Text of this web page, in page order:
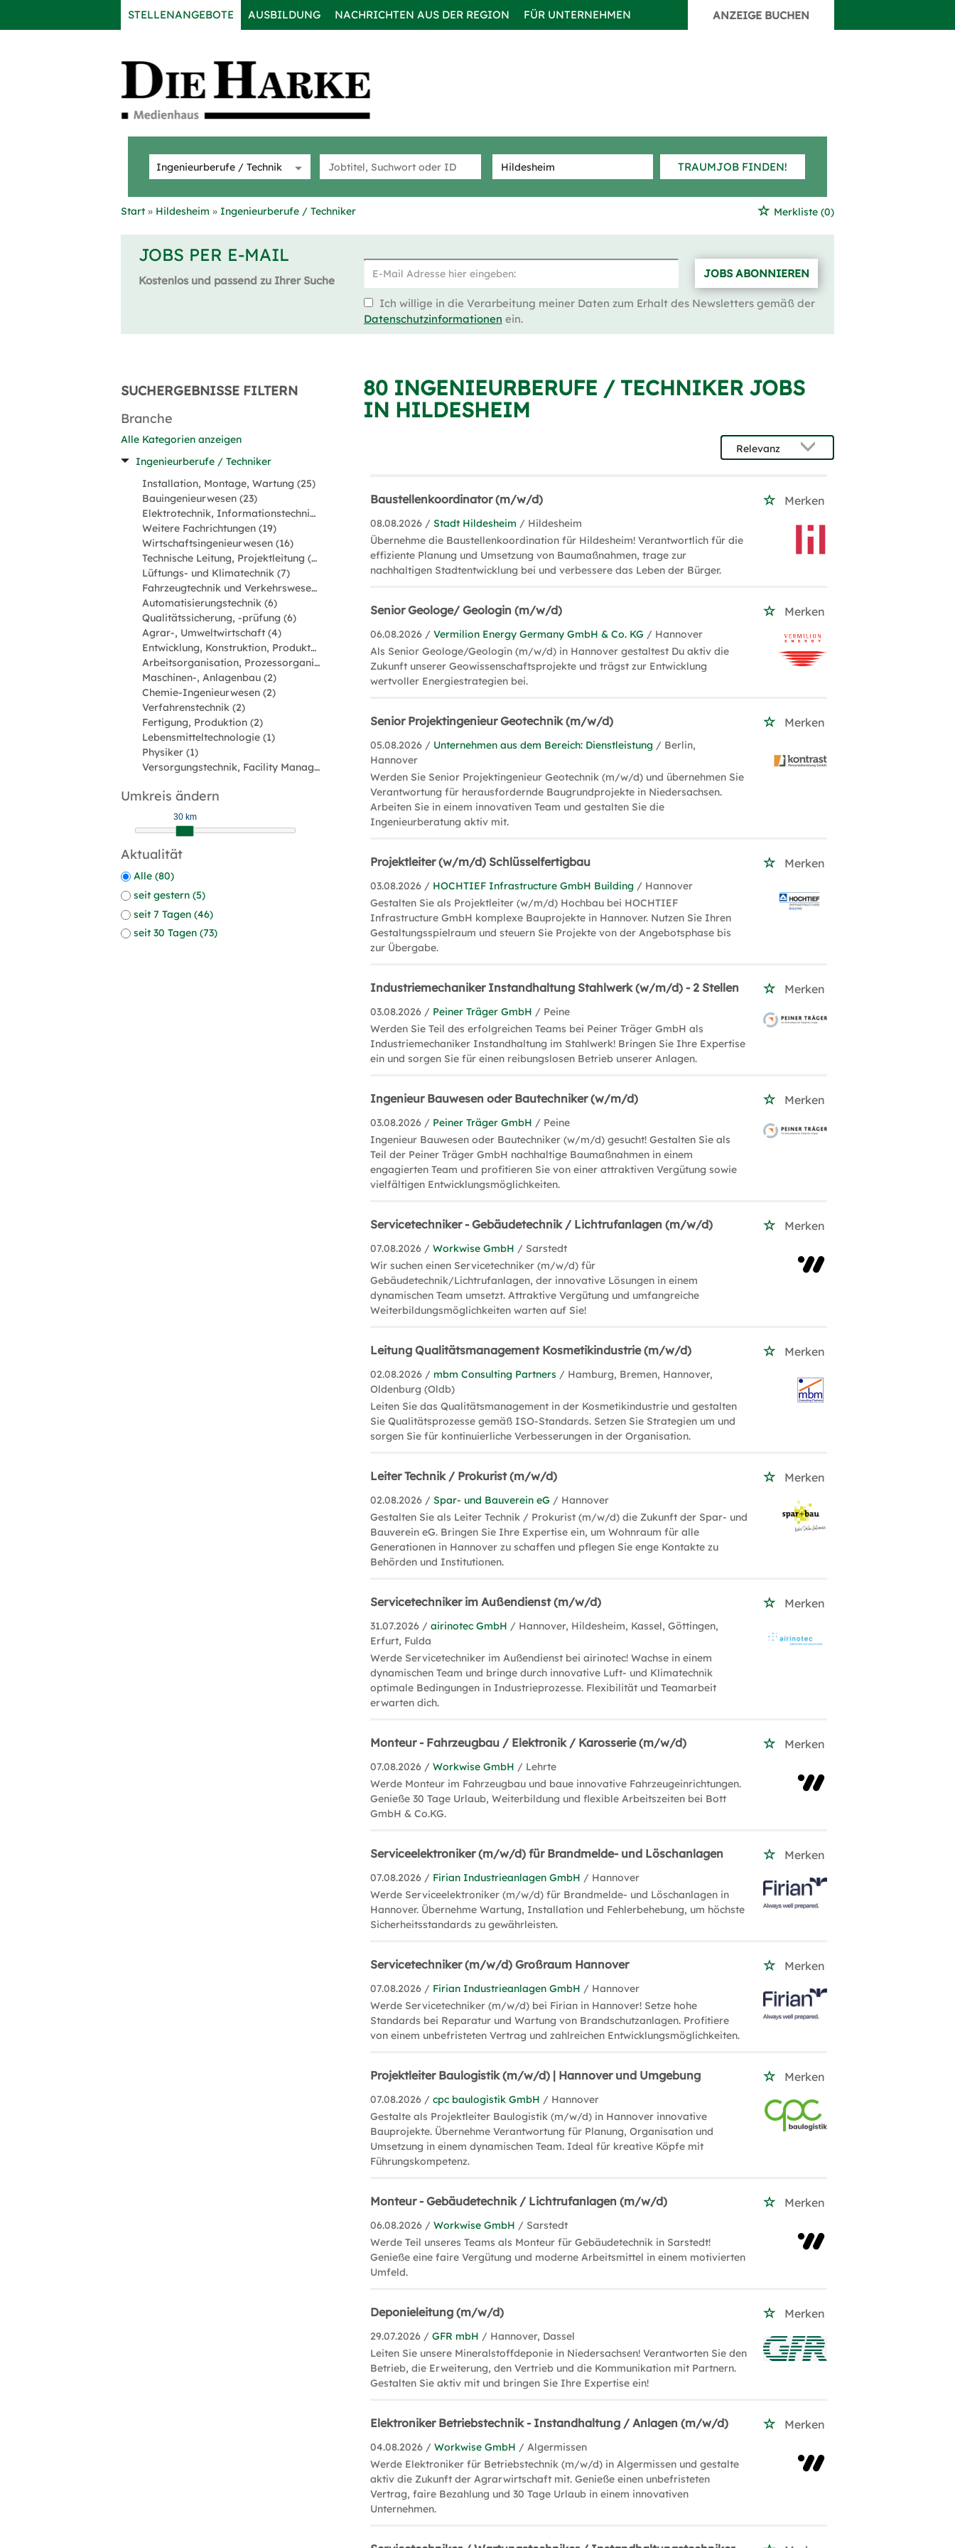
STELLENANGEBOTE AUSBILDUNG NACHRICHTEN AUS DER REGION FÜR UNTERNEHMEN ANZEIGE BUCHEN
TRAUMJOB FINDEN!
Start Hildesheim Ingenieurberufe / Techniker Merkliste (0)
JOBS PER E-MAIL
Kostenlos und passend zu Ihrer Suche
JOBS ABONNIEREN
Ich willige in die Verarbeitung meiner Daten zum Erhalt des Newsletters gemäß der
Datenschutzinformationen ein.
SUCHERGEBNISSE FILTERN
Branche
Alle Kategorien anzeigen
Ingenieurberufe / Techniker
Installation, Montage, Wartung (25)
Bauingenieurwesen (23)
Elektrotechnik, Informationstechnik, Mechatronik (21)
Weitere Fachrichtungen (19)
Wirtschaftsingenieurwesen (16)
Technische Leitung, Projektleitung (12)
Lüftungs- und Klimatechnik (7)
Fahrzeugtechnik und Verkehrswesen (7)
Automatisierungstechnik (6)
Qualitätssicherung, -prüfung (6)
Agrar-, Umweltwirtschaft (4)
Entwicklung, Konstruktion, Produktmanagement (4)
Arbeitsorganisation, Prozessorganisation (4)
Maschinen-, Anlagenbau (2)
Chemie-Ingenieurwesen (2)
Verfahrenstechnik (2)
Fertigung, Produktion (2)
Lebensmitteltechnologie (1)
Physiker (1)
Versorgungstechnik, Facility Management (1)
Umkreis ändern
30 km
Aktualität
Alle (80)
seit gestern (5)
seit 7 Tagen (46)
seit 30 Tagen (73)
80 INGENIEURBERUFE / TECHNIKER JOBS
IN HILDESHEIM
Baustellenkoordinator (m/w/d) Merken
08.08.2026 /Stadt Hildesheim / Hildesheim
Übernehme die Baustellenkoordination für Hildesheim! Verantwortlich für die
effiziente Planung und Umsetzung von Baumaßnahmen, trage zur
nachhaltigen Stadtentwicklung bei und verbessere das Leben der Bürger.
Senior Geologe/ Geologin (m/w/d) Merken
06.08.2026 /Vermilion Energy Germany GmbH & Co. KG / Hannover
Als Senior Geologe/Geologin (m/w/d) in Hannover gestaltest Du aktiv die
Zukunft unserer Geowissenschaftsprojekte und trägst zur Entwicklung
wertvoller Energiestrategien bei.
Senior Projektingenieur Geotechnik (m/w/d) Merken
05.08.2026 / Unternehmen aus dem Bereich: Dienstleistung / Berlin,
Hannover
Werden Sie Senior Projektingenieur Geotechnik (m/w/d) und übernehmen Sie
Verantwortung für herausfordernde Baugrundprojekte in Niedersachsen.
Arbeiten Sie in einem innovativen Team und gestalten Sie die
Ingenieurberatung aktiv mit.
Projektleiter (w/m/d) Schlüsselfertigbau Merken
03.08.2026 / HOCHTIEF Infrastructure GmbH Building / Hannover
Gestalten Sie als Projektleiter (w/m/d) Hochbau bei HOCHTIEF
Infrastructure GmbH komplexe Bauprojekte in Hannover. Nutzen Sie Ihren
Gestaltungsspielraum und steuern Sie Projekte von der Angebotsphase bis
zur Übergabe.
Industriemechaniker Instandhaltung Stahlwerk (w/m/d) - 2 Stellen Merken
03.08.2026 / Peiner Träger GmbH / Peine
Werden Sie Teil des erfolgreichen Teams bei Peiner Träger GmbH als
Industriemechaniker Instandhaltung im Stahlwerk! Bringen Sie Ihre Expertise
ein und sorgen Sie für einen reibungslosen Betrieb unserer Anlagen.
Ingenieur Bauwesen oder Bautechniker (w/m/d) Merken
03.08.2026 / Peiner Träger GmbH / Peine
Ingenieur Bauwesen oder Bautechniker (w/m/d) gesucht! Gestalten Sie als
Teil der Peiner Träger GmbH nachhaltige Baumaßnahmen in einem
engagierten Team und profitieren Sie von einer attraktiven Vergütung sowie
vielfältigen Entwicklungsmöglichkeiten.
Servicetechniker - Gebäudetechnik / Lichtrufanlagen (m/w/d) Merken
07.08.2026 /Workwise GmbH / Sarstedt
Wir suchen einen Servicetechniker (m/w/d) für
Gebäudetechnik/Lichtrufanlagen, der innovative Lösungen in einem
dynamischen Team umsetzt. Attraktive Vergütung und umfangreiche
Weiterbildungsmöglichkeiten warten auf Sie!
Leitung Qualitätsmanagement Kosmetikindustrie (m/w/d) Merken
02.08.2026 / mbm Consulting Partners / Hamburg, Bremen, Hannover,
Oldenburg (Oldb)
Leiten Sie das Qualitätsmanagement in der Kosmetikindustrie und gestalten
Sie Qualitätsprozesse gemäß ISO-Standards. Setzen Sie Strategien um und
sorgen Sie für kontinuierliche Verbesserungen in der Organisation.
Leiter Technik / Prokurist (m/w/d) Merken
02.08.2026 /Spar- und Bauverein eG / Hannover
Gestalten Sie als Leiter Technik / Prokurist (m/w/d) die Zukunft der Spar- und
Bauverein eG. Bringen Sie Ihre Expertise ein, um Wohnraum für alle
Generationen in Hannover zu schaffen und pflegen Sie enge Kontakte zu
Behörden und Institutionen.
Servicetechniker im Außendienst (m/w/d) Merken
31.07.2026 /airinotec GmbH / Hannover, Hildesheim, Kassel, Göttingen,
Erfurt, Fulda
Werde Servicetechniker im Außendienst bei airinotec! Wachse in einem
dynamischen Team und bringe durch innovative Luft- und Klimatechnik
optimale Bedingungen in Industrieprozesse. Flexibilität und Teamarbeit
erwarten dich.
Monteur - Fahrzeugbau / Elektronik / Karosserie (m/w/d) Merken
07.08.2026 /Workwise GmbH / Lehrte
Werde Monteur im Fahrzeugbau und baue innovative Fahrzeugeinrichtungen.
Genieße 30 Tage Urlaub, Weiterbildung und flexible Arbeitszeiten bei Bott
GmbH & Co.KG.
Serviceelektroniker (m/w/d) für Brandmelde- und Löschanlagen Merken
07.08.2026 / Firian Industrieanlagen GmbH / Hannover
Werde Serviceelektroniker (m/w/d) für Brandmelde- und Löschanlagen in
Hannover. Übernehme Wartung, Installation und Fehlerbehebung, um höchste
Sicherheitsstandards zu gewährleisten.
Servicetechniker (m/w/d) Großraum Hannover Merken
07.08.2026 / Firian Industrieanlagen GmbH / Hannover
Werde Servicetechniker (m/w/d) bei Firian in Hannover! Setze hohe
Standards bei Reparatur und Wartung von Brandschutzanlagen. Profitiere
von einem unbefristeten Vertrag und zahlreichen Entwicklungsmöglichkeiten.
Projektleiter Baulogistik (m/w/d) | Hannover und Umgebung Merken
07.08.2026 /cpc baulogistik GmbH / Hannover
Gestalte als Projektleiter Baulogistik (m/w/d) in Hannover innovative
Bauprojekte. Übernehme Verantwortung für Planung, Organisation und
Umsetzung in einem dynamischen Team. Ideal für kreative Köpfe mit
Führungskompetenz.
Monteur - Gebäudetechnik / Lichtrufanlagen (m/w/d) Merken
06.08.2026 /Workwise GmbH / Sarstedt
Werde Teil unseres Teams als Monteur für Gebäudetechnik in Sarstedt!
Genieße eine faire Vergütung und moderne Arbeitsmittel in einem motivierten
Umfeld.
Deponieleitung (m/w/d) Merken
29.07.2026 /GFR mbH / Hannover, Dassel
Leiten Sie unsere Mineralstoffdeponie in Niedersachsen! Verantworten Sie den
Betrieb, die Erweiterung, den Vertrieb und die Kommunikation mit Partnern.
Gestalten Sie aktiv mit und bringen Sie Ihre Expertise ein!
Elektroniker Betriebstechnik - Instandhaltung / Anlagen (m/w/d) Merken
04.08.2026 /Workwise GmbH / Algermissen
Werde Elektroniker für Betriebstechnik (m/w/d) in Algermissen und gestalte
aktiv die Zukunft der Agrarwirtschaft mit. Genieße einen unbefristeten
Vertrag, faire Bezahlung und 30 Tage Urlaub in einem innovativen
Unternehmen.